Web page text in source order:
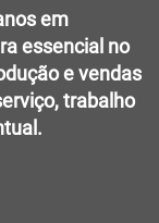
em
essencial no
e vendas
trabalho